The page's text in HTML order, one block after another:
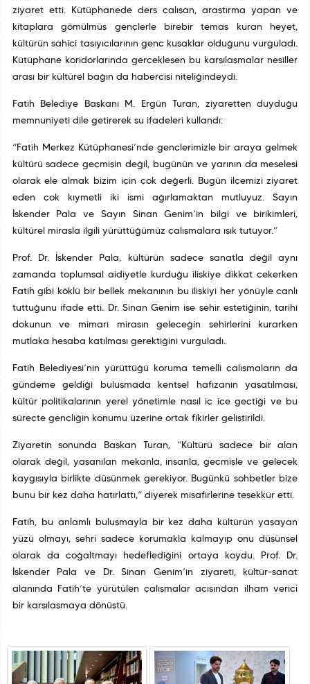
ziyaret etti. Kütüphanede ders çalışan, araştırma yapan ve
kitaplara gömülmüş gençlerle birebir temas kuran heyet,
kültürün sahici taşıyıcılarının genç kuşaklar olduğunu vurguladı.
Kütüphane koridorlarında gerçekleşen bu karşılaşmalar nesiller
arası bir kültürel bağın da habercisi niteliğindeydi.
Fatih Belediye Başkanı M. Ergün Turan, ziyaretten duyduğu
memnuniyeti dile getirerek şu ifadeleri kullandı:
“Fatih Merkez Kütüphanesi’nde gençlerimizle bir araya gelmek
kültürü sadece geçmişin değil, bugünün ve yarının da meselesi
olarak ele almak bizim için çok değerli. Bugün ilçemizi ziyaret
eden çok kıymetli iki ismi ağırlamaktan mutluyuz. Sayın
İskender Pala ve Sayın Sinan Genim’in bilgi ve birikimleri,
kültürel mirasla ilgili yürüttüğümüz çalışmalara ışık tutuyor.”
Prof. Dr. İskender Pala, kültürün sadece sanatla değil aynı
zamanda toplumsal aidiyetle kurduğu ilişkiye dikkat çekerken
Fatih gibi köklü bir bellek mekanının bu ilişkiyi her yönüyle canlı
tuttuğunu ifade etti. Dr. Sinan Genim ise şehir estetiğinin, tarihî
dokunun ve mimarî mirasın geleceğin şehirlerini kurarken
mutlaka hesaba katılması gerektiğini vurguladı.
Fatih Belediyesi’nin yürüttüğü koruma temelli çalışmaların da
gündeme geldiği buluşmada kentsel hafızanın yaşatılması,
kültür politikalarının yerel yönetimle nasıl iç içe geçtiği ve bu
süreçte gençliğin konumu üzerine ortak fikirler geliştirildi.
Ziyaretin sonunda Başkan Turan, “Kültürü sadece bir alan
olarak değil, yaşanılan mekanla, insanla, geçmişle ve gelecek
kaygısıyla birlikte düşünmek gerekiyor. Bugünkü sohbetler bize
bunu bir kez daha hatırlattı,” diyerek misafirlerine teşekkür etti.
Fatih, bu anlamlı buluşmayla bir kez daha kültürün yaşayan
yüzü olmayı, şehri sadece korumakla kalmayıp onu düşünsel
olarak da çoğaltmayı hedeflediğini ortaya koydu. Prof. Dr.
İskender Pala ve Dr. Sinan Genim’in ziyareti, kültür-sanat
alanında Fatih’te yürütülen çalışmalar açısından ilham verici
bir karşılaşmaya dönüştü.